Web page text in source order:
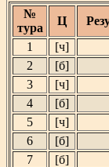
№
тура
Ц
1
[ч]
2
[б]
3
[ч]
4
[б]
5
[ч]
6
[б]
7
[б]